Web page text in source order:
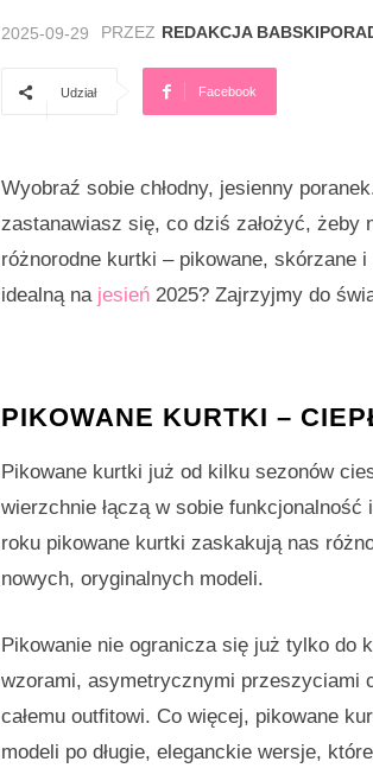
2025-09-29 PRZEZ REDAKCJA
Udział Facebook
Wyobraź sobie chłodny, jesienny
zastanawiasz się, co dziś założyć,
różnorodne kurtki – pikowane, skórzane
idealną na jesień 2025? Zajrzyjmy do
PIKOWANE KURTKI –
Pikowane kurtki już od kilku sezonów
wierzchnie łączą w sobie funkcjonalność
roku pikowane kurtki zaskakują nas
nowych, oryginalnych modeli.
Pikowanie nie ogranicza się już tylko do
wzorami, asymetrycznymi przeszyciami
całemu outfitowi. Co więcej, pikowane
modeli po długie, eleganckie wersje,